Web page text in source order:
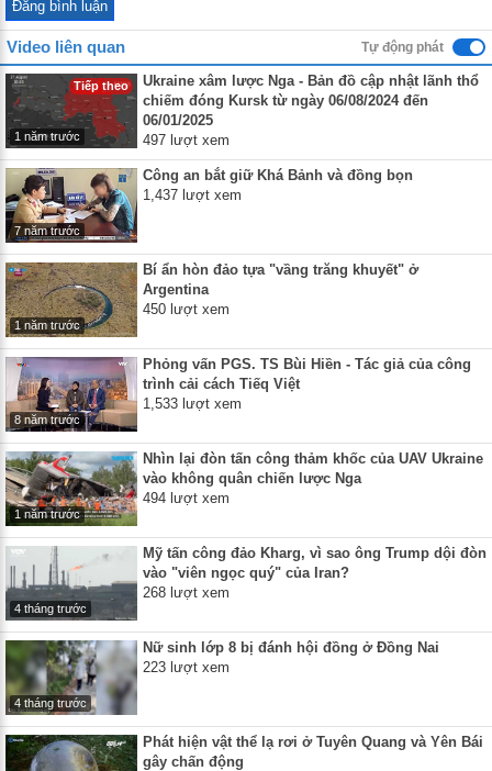
Video liên quan Tự động phát
Tiếp theo
1 năm trước
Ukraine xâm lược Nga - Bản đồ cập nhật lãnh thổ
chiếm đóng Kursk từ ngày 06/08/2024 đến
06/01/2025
497 lượt xem
7 năm trước
Công an bắt giữ Khá Bảnh và đồng bọn
1,437 lượt xem
1 năm trước
Bí ẩn hòn đảo tựa "vầng trăng khuyết" ở
Argentina
450 lượt xem
8 năm trước
Phỏng vấn PGS. TS Bùi Hiền - Tác giả của công
trình cải cách Tiếq Việt
1,533 lượt xem
1 năm trước
Nhìn lại đòn tấn công thảm khốc của UAV Ukraine
vào không quân chiến lược Nga
494 lượt xem
4 tháng trước
Mỹ tấn công đảo Kharg, vì sao ông Trump dội đòn
vào "viên ngọc quý" của Iran?
268 lượt xem
4 tháng trước
Nữ sinh lớp 8 bị đánh hội đồng ở Đồng Nai
223 lượt xem
Phát hiện vật thể lạ rơi ở Tuyên Quang và Yên Bái
gây chấn động